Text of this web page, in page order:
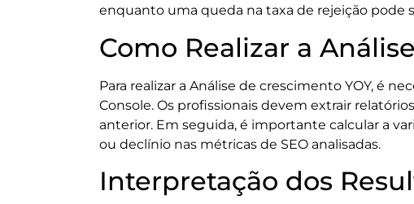
enquanto uma queda na taxa de rejeição pode
Como Realizar a
Para realizar a Análise de crescimento YOY, é
Console. Os profissionais devem extrair
anterior. Em seguida, é importante calcular a
ou declínio nas métricas de SEO analisadas.
Interpretação dos